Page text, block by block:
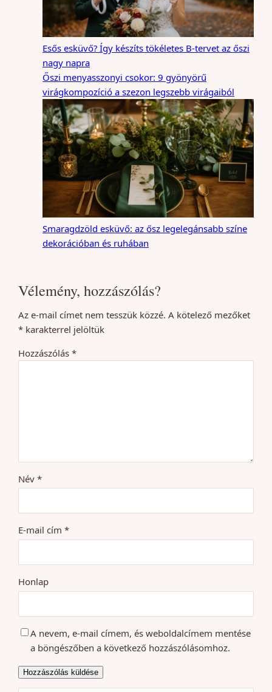
Esős esküvő? Így készíts tökéletes B-tervet az őszi
nagy napra
Őszi menyasszonyi csokor: 9 gyönyörű
virágkompozíció a szezon legszebb virágaiból
Smaragdzöld esküvő: az ősz legelegánsabb színe
dekorációban és ruhában
Vélemény, hozzászólás?
Az e-mail címet nem tesszük közzé. A kötelező mezőket
* karakterrel jelöltük
Hozzászólás *
Név *
E-mail cím *
Honlap
A nevem, e-mail címem, és weboldalcímem mentése
a böngészőben a következő hozzászólásomhoz.